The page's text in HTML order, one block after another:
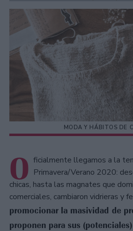
MODA Y HÁBITOS DE
O ficialmente llegamos a la
Primavera/Verano 2020:
chicas, hasta las magnates que
comerciales, cambiaron vidrieras y
promocionar la masividad de
proponen para sus